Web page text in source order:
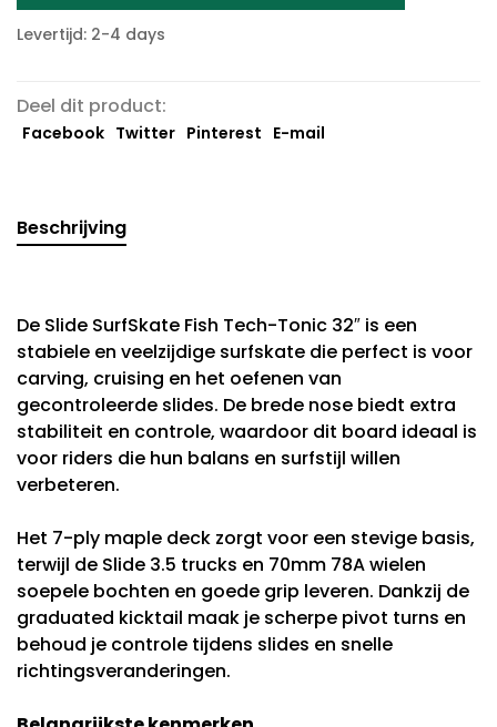
Levertijd: 2-4 days
Deel dit product:
Facebook Twitter Pinterest E-mail
Beschrijving
De Slide SurfSkate Fish Tech-Tonic 32″ is een
stabiele en veelzijdige surfskate die perfect is voor
carving, cruising en het oefenen van
gecontroleerde slides. De brede nose biedt extra
stabiliteit en controle, waardoor dit board ideaal is
voor riders die hun balans en surfstijl willen
verbeteren.
Het 7-ply maple deck zorgt voor een stevige basis,
terwijl de Slide 3.5 trucks en 70mm 78A wielen
soepele bochten en goede grip leveren. Dankzij de
graduated kicktail maak je scherpe pivot turns en
behoud je controle tijdens slides en snelle
richtingsveranderingen.